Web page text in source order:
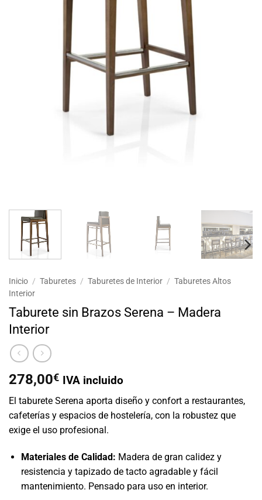
Inicio / Taburetes / Taburetes de Interior / Taburetes Altos
Interior
Taburete sin Brazos Serena – Madera
Interior
278,00€ IVA incluido
El taburete Serena aporta diseño y confort a restaurantes,
cafeterías y espacios de hostelería, con la robustez que
exige el uso profesional.
Materiales de Calidad: Madera de gran calidez y
resistencia y tapizado de tacto agradable y fácil
mantenimiento. Pensado para uso en interior.